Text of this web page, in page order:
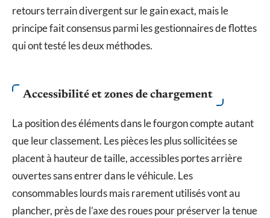
retours terrain divergent sur le gain exact, mais le
principe fait consensus parmi les gestionnaires de flottes
qui ont testé les deux méthodes.
Accessibilité et zones de chargement
La position des éléments dans le fourgon compte autant
que leur classement. Les pièces les plus sollicitées se
placent à hauteur de taille, accessibles portes arrière
ouvertes sans entrer dans le véhicule. Les
consommables lourds mais rarement utilisés vont au
plancher, près de l’axe des roues pour préserver la tenue